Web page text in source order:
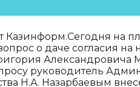
Казинформ.Сегодня на
о даче согласия на
Александровича
руководитель
Н.А. Назарбаевым